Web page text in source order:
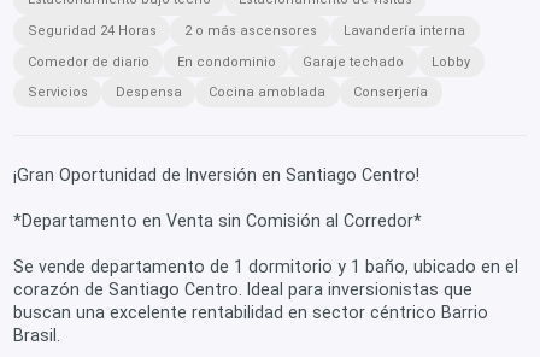
Seguridad 24 Horas
2 o más ascensores
Lavandería interna
Comedor de diario
En condominio Garaje techado
Lobby
Servicios
Despensa Cocina amoblada Conserjería
¡Gran Oportunidad de Inversión en Santiago Centro!
*Departamento en Venta sin Comisión al Corredor*
Se vende departamento de 1 dormitorio y 1 baño, ubicado en el
corazón de Santiago Centro. Ideal para inversionistas que
buscan una excelente rentabilidad en sector céntrico Barrio
Brasil.